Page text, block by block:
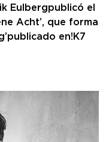
Eulberg publicó el
Acht’, que forma
en !K7